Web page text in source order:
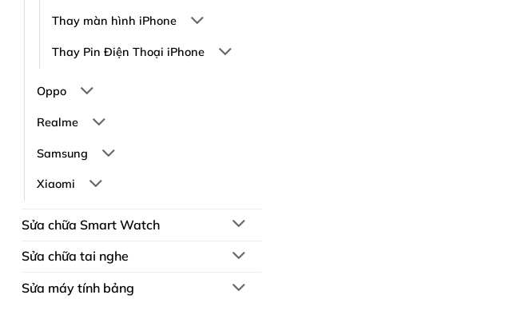
Thay màn hình iPhone
Thay Pin Điện Thoại iPhone
Oppo
Realme
Samsung
Xiaomi
Sửa chữa Smart Watch
Sửa chữa tai nghe
Sửa máy tính bảng